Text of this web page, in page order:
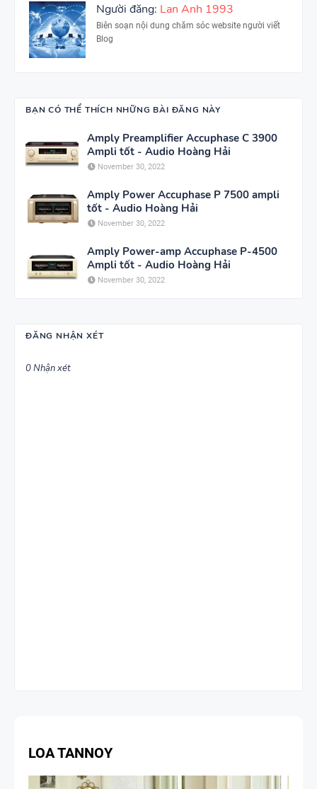
Người đăng: Lan Anh 1993
Biên soạn nội dung chăm sóc website người viết
Blog
BẠN CÓ THỂ THÍCH NHỮNG BÀI ĐĂNG NÀY
Amply Preamplifier Accuphase C 3900
Ampli tốt - Audio Hoàng Hải
November 30, 2022
Amply Power Accuphase P 7500 ampli
tốt - Audio Hoàng Hải
November 30, 2022
Amply Power-amp Accuphase P-4500
Ampli tốt - Audio Hoàng Hải
November 30, 2022
ĐĂNG NHẬN XÉT
0 Nhận xét
LOA TANNOY